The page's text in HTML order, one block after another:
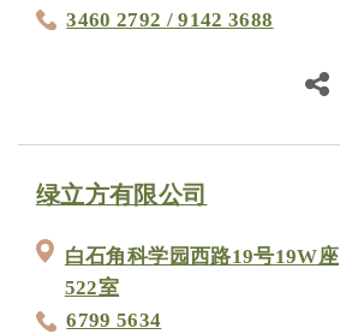
3460 2792 / 9142 3688
绿立方有限公司
白石角科学园西路19号19W座
522室
6799 5634